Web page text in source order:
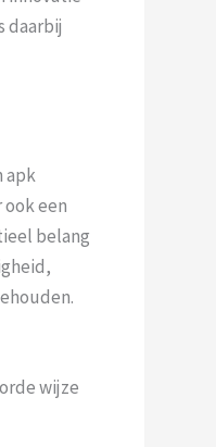
daarbij
apk
een
belang
wijze